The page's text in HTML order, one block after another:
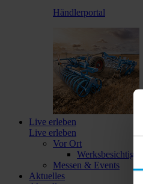
Händlerportal
Live erleben
Live erleben
Vor Ort
Messen & Events
Aktuelles